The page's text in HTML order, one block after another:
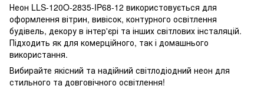
Неон LLS-120O-2835-IP68-12 використовується для
оформлення вітрин, вивісок, контурного освітлення
будівель, декору в інтер'єрі та інших світлових інсталяцій.
Підходить як для комерційного, так і домашнього
використання.
Вибирайте якісний та надійний світлодіодний неон для
стильного та довговічного освітлення!